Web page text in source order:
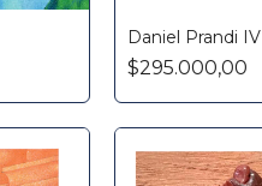
Daniel Prandi IV
$295.000,00